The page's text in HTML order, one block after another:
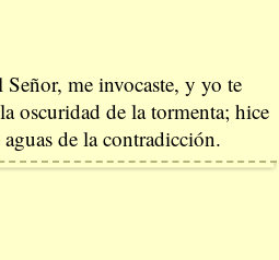
me invocaste, y yo te
oscuridad de la tormenta; hice
de la contradicción.